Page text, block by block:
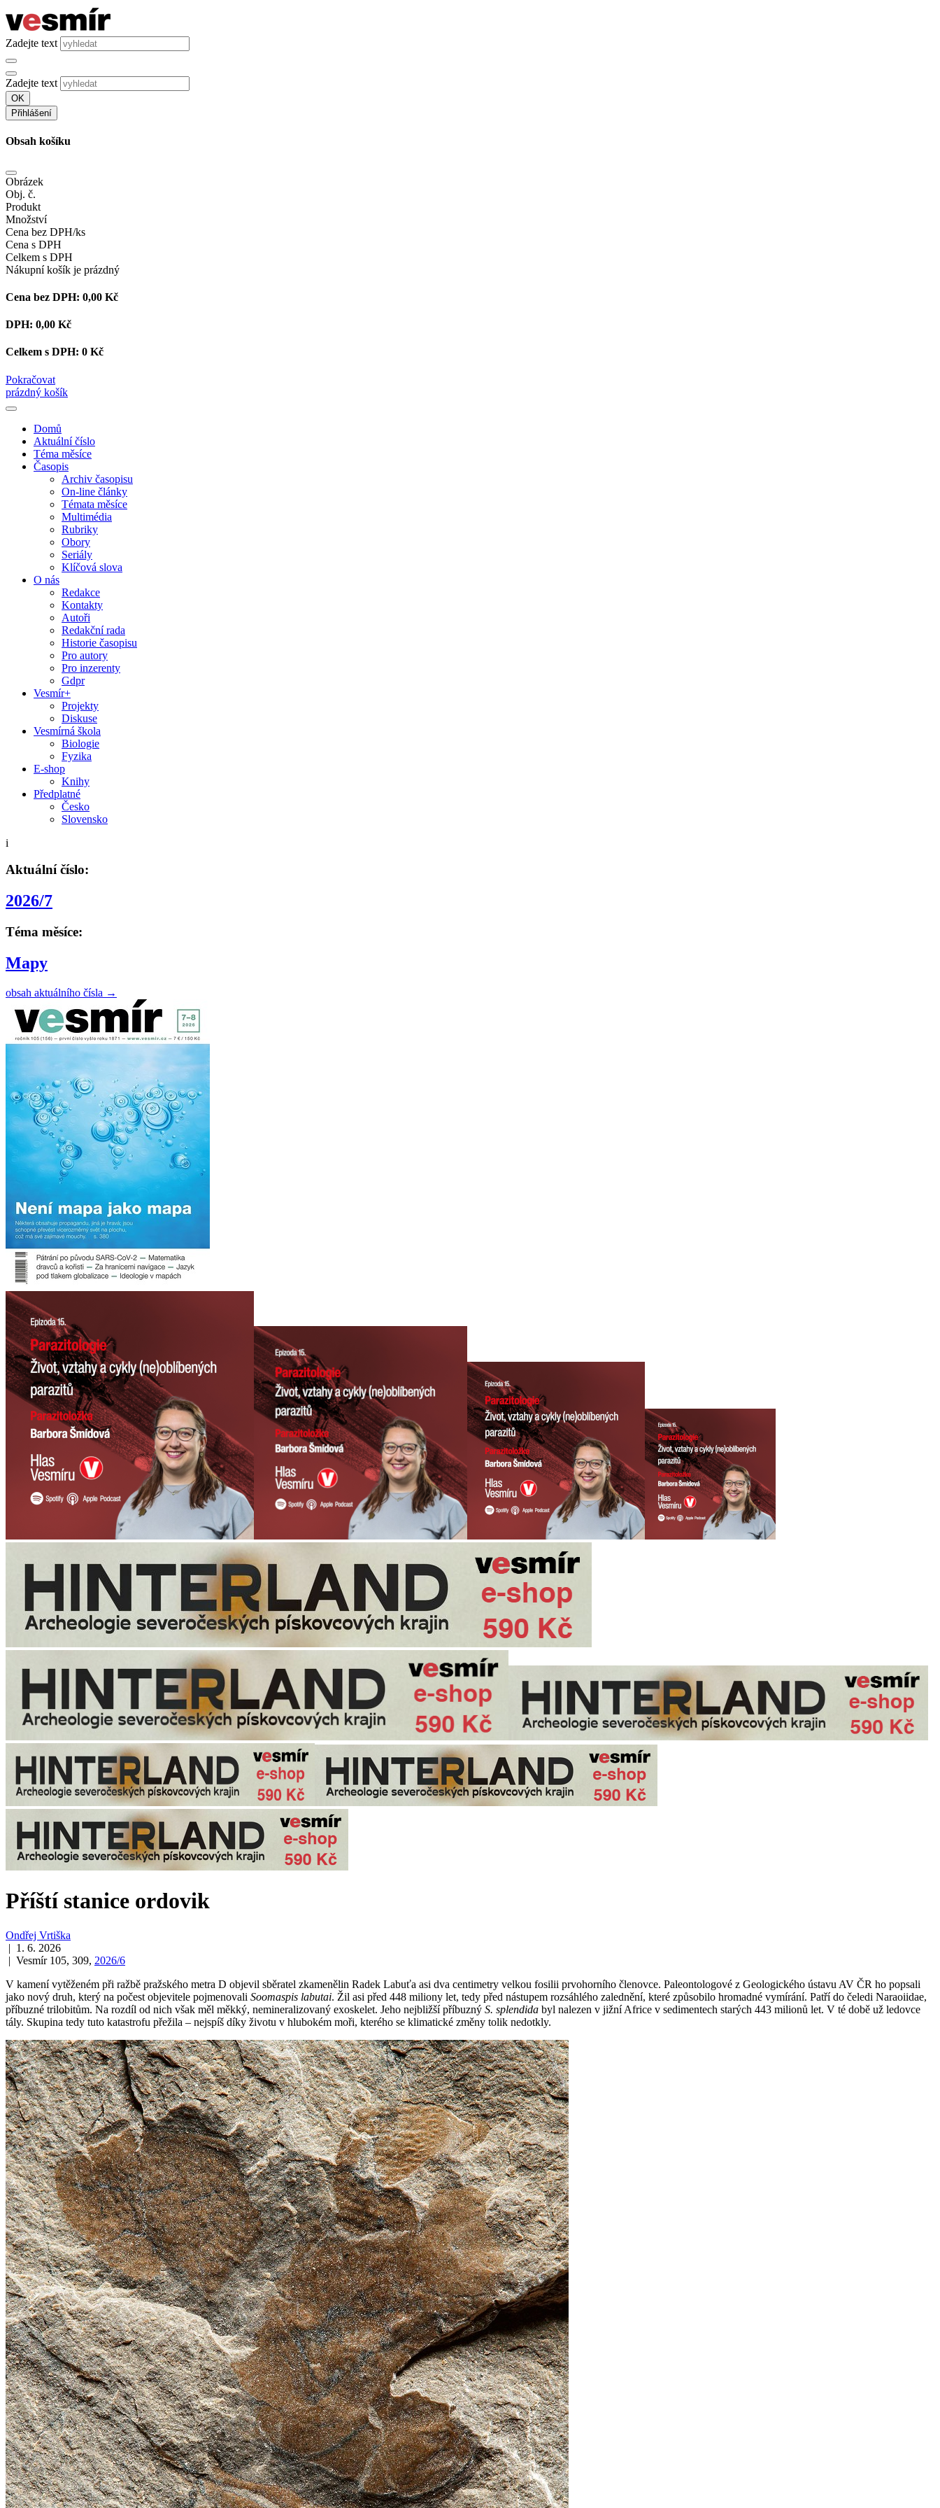
Zadejte text
Zadejte text
OK
Přihlášení
Obsah košíku
Obrázek
Obj. č.
Produkt
Množství
Cena bez DPH/ks
Cena s DPH
Celkem s DPH
Nákupní košík je prázdný
Cena bez DPH: 0,00 Kč
DPH: 0,00 Kč
Celkem s DPH: 0 Kč
Pokračovat
prázdný košík
Domů
Aktuální číslo
Téma měsíce
Časopis
Archiv časopisu
On-line články
Témata měsíce
Multimédia
Rubriky
Obory
Seriály
Klíčová slova
O nás
Redakce
Kontakty
Autoři
Redakční rada
Historie časopisu
Pro autory
Pro inzerenty
Gdpr
Vesmír+
Projekty
Diskuse
Vesmírná škola
Biologie
Fyzika
E-shop
Knihy
Předplatné
Česko
Slovensko
i
Aktuální číslo:
2026/7
Téma měsíce:
Mapy
obsah aktuálního čísla →
Příští stanice ordovik
Ondřej Vrtiška
| 1. 6. 2026
| Vesmír 105, 309, 2026/6
V kamení vytěženém při ražbě pražského metra D objevil sběratel zkamenělin Radek Labuťa asi dva centimetry velkou fosilii prvohorního členovce. Paleontologové z Geologického ústavu AV ČR ho popsali
jako nový druh, který na počest objevitele pojmenovali Soomaspis labutai. Žil asi před 448 miliony let, tedy před nástupem rozsáhlého zalednění, které způsobilo hromadné vymírání. Patří do čeledi Naraoiidae,
příbuzné trilobitům. Na rozdíl od nich však měl měkký, nemineralizovaný exoskelet. Jeho nejbližší příbuzný S. splendida byl nalezen v jižní Africe v sedimentech starých 443 milionů let. V té době už ledovce
tály. Skupina tedy tuto katastrofu přežila – nejspíš díky životu v hlubokém moři, kterého se klimatické změny tolik nedotkly.